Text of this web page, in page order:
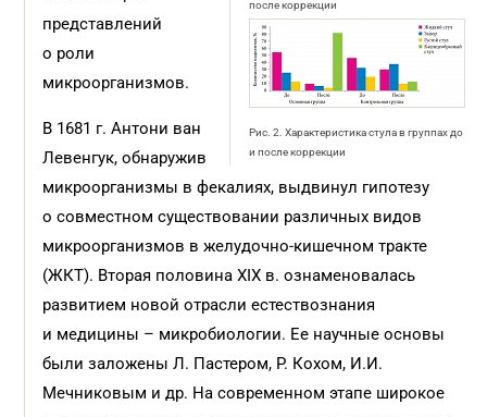
после коррекции
Рис. 2. Характеристика стула в группах до
и после коррекции
представлений
о роли
микроорганизмов.
В 1681 г. Антони ван
Левенгук, обнаружив
микроорганизмы в фекалиях, выдвинул гипотезу
о совместном существовании различных видов
микроорганизмов в желудочно-кишечном тракте
(ЖКТ). Вторая половина XIX в. ознаменовалась
развитием новой отрасли естествознания
и медицины – микробиологии. Ее научные основы
были заложены Л. Пастером, Р. Кохом, И.И.
Мечниковым и др. На современном этапе широкое